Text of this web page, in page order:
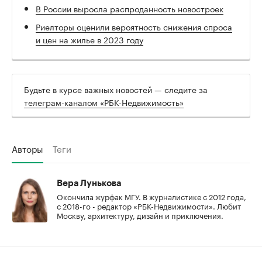
В России выросла распроданность новостроек
Риелторы оценили вероятность снижения спроса
и цен на жилье в 2023 году
Будьте в курсе важных новостей — следите за
телеграм-каналом «РБК-Недвижимость»
Авторы Теги
Вера Лунькова
Окончила журфак МГУ. В журналистике с 2012 года,
с 2018-го - редактор «РБК-Недвижимости». Любит
Москву, архитектуру, дизайн и приключения.